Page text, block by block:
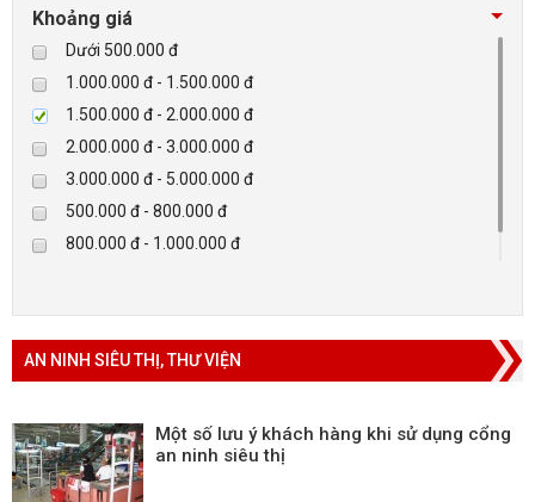
Checkpoint
Paradox-Canada
D-max
HIKVISON
Eguard
Khác
Rapiscan
Khoảng giá
Dưới 500.000 đ
1.000.000 đ - 1.500.000 đ
1.500.000 đ - 2.000.000 đ
2.000.000 đ - 3.000.000 đ
3.000.000 đ - 5.000.000 đ
500.000 đ - 800.000 đ
800.000 đ - 1.000.000 đ
AN NINH SIÊU THỊ, THƯ VIỆN
Một số lưu ý khách hàng khi sử dụng cổng
an ninh siêu thị
NHÀ THÔNG MINH
LIÊN HỆ